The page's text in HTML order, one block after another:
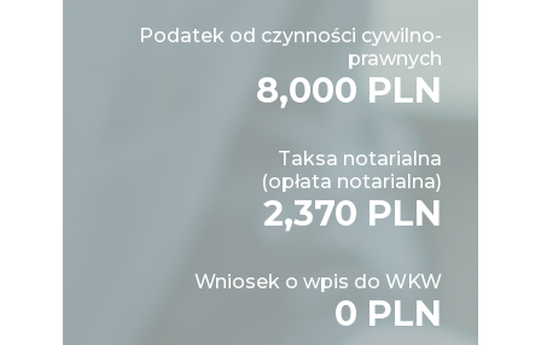
Podatek od czynności cywilno-
prawnych
8,000 PLN
Taksa notarialna
(opłata notarialna)
2,370 PLN
Wniosek o wpis do WKW
0 PLN